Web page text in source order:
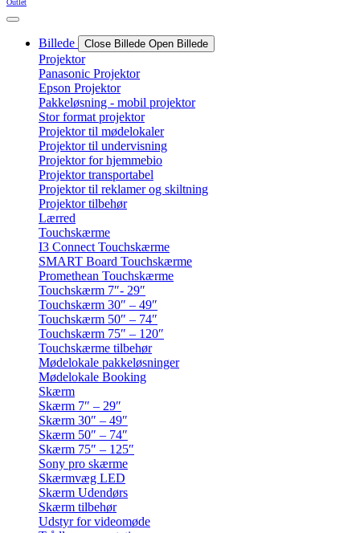
Outlet
Billede Close Billede Open Billede
Projektor
Panasonic Projektor
Epson Projektor
Pakkeløsning - mobil projektor
Stor format projektor
Projektor til mødelokaler
Projektor til undervisning
Projektor for hjemmebio
Projektor transportabel
Projektor til reklamer og skiltning
Projektor tilbehør
Lærred
Touchskærme
I3 Connect Touchskærme
SMART Board Touchskærme
Promethean Touchskærme
Touchskærm 7″- 29″
Touchskærm 30″ – 49″
Touchskærm 50″ – 74″
Touchskærm 75″ – 120″
Touchskærme tilbehør
Mødelokale pakkeløsninger
Mødelokale Booking
Skærm
Skærm 7″ – 29″
Skærm 30″ – 49″
Skærm 50″ – 74″
Skærm 75″ – 125″
Sony pro skærme
Skærmvæg LED
Skærm Udendørs
Skærm tilbehør
Udstyr for videomøde